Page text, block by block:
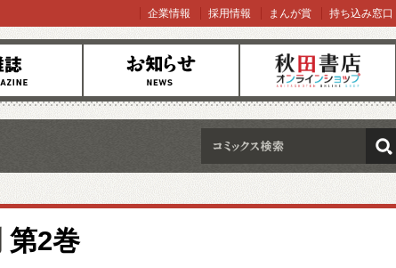
お知らせ オンラインショップ
企業情報 採用情報 まんが賞 持ち込み窓口
検索
第2巻